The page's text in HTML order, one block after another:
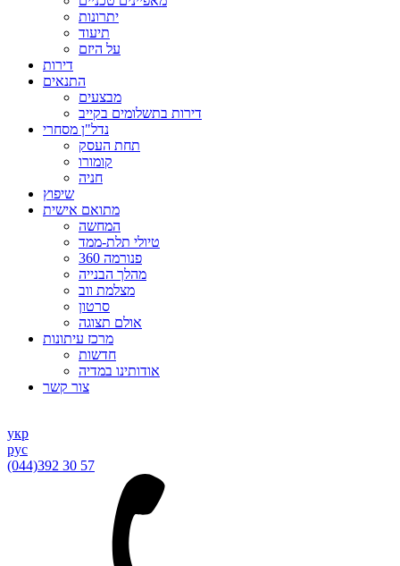
יתרונות
תיעוד
על היזם
דירות
התנאים
מבצעים
דירות בתשלומים בקייב
נדל"ן מסחרי
תחת העסק
קומורו
חניה
שיפוץ
מתואם אישית
המחשה
טיולי תלת-ממד
פנורמה 360
מהלך הבנייה
מצלמת ווב
סרטון
אולם תצוגה
מרכז עיתונות
חדשות
אודותינו במדיה
צור קשר
укр
рус
(044)392 30 57